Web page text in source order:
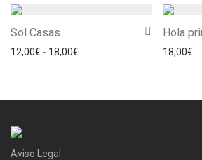
Sol Casas
12,00€ - 18,00€ Rango de precios: desde
Hola
18,00€
Aviso Legal